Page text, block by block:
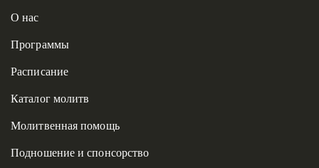
О нас
Программы
Расписание
Каталог молитв
Молитвенная помощь
Подношение и спонсорство